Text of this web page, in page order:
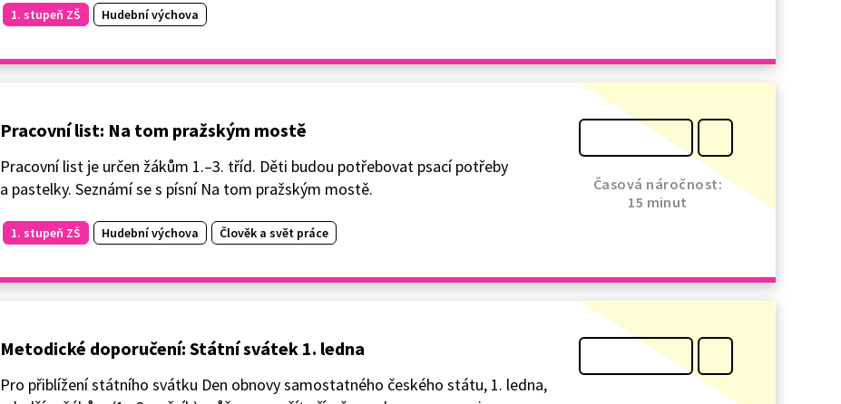
1. stupeň ZŠ Hudební výchova
Pracovní list: Na tom pražským mostě
Pracovní list je určen žákům 1.–3. tříd. Děti budou potřebovat psací potřeby
a pastelky. Seznámí se s písní Na tom pražským mostě.
1. stupeň ZŠ Hudební výchova Člověk a svět práce
Časová náročnost:
15 minut
Metodické doporučení: Státní svátek 1. ledna
Pro přiblížení státního svátku Den obnovy samostatného českého státu, 1. ledna,